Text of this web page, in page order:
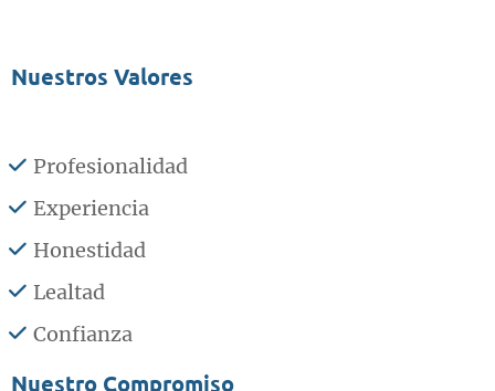
Nuestros Valores
Profesionalidad
Experiencia
Honestidad
Lealtad
Confianza
Nuestro Compromiso